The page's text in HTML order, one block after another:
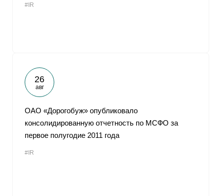
#IR
26
авг
ОАО «Дорогобуж» опубликовало
консолидированную отчетность по МСФО за
первое полугодие 2011 года
#IR